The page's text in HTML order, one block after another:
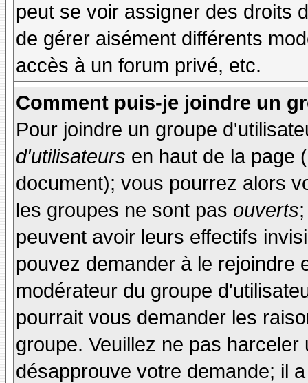
peut se voir assigner des droits
de gérer aisément différents
accès à un forum privé, etc.
Comment puis-je joindre un
Pour joindre un groupe
d'utilisateurs en haut de la page
document); vous pourrez alors
les groupes ne sont pas ouverts
peuvent avoir leurs effectifs
pouvez demander à le rejoindre
modérateur du groupe
pourrait vous demander les
groupe. Veuillez ne pas
désapprouve votre demande; il